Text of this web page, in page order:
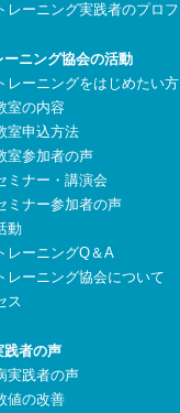
レーニング実践者のプロ
ーニング協会の活動
レーニングをはじめたい方
室の内容
室申込方法
室参加者の声
ミナー・講演会
ミナー参加者の声
動
レーニングQ＆A
レーニング協会について
ス
践者の声
実践者の声
値の改善